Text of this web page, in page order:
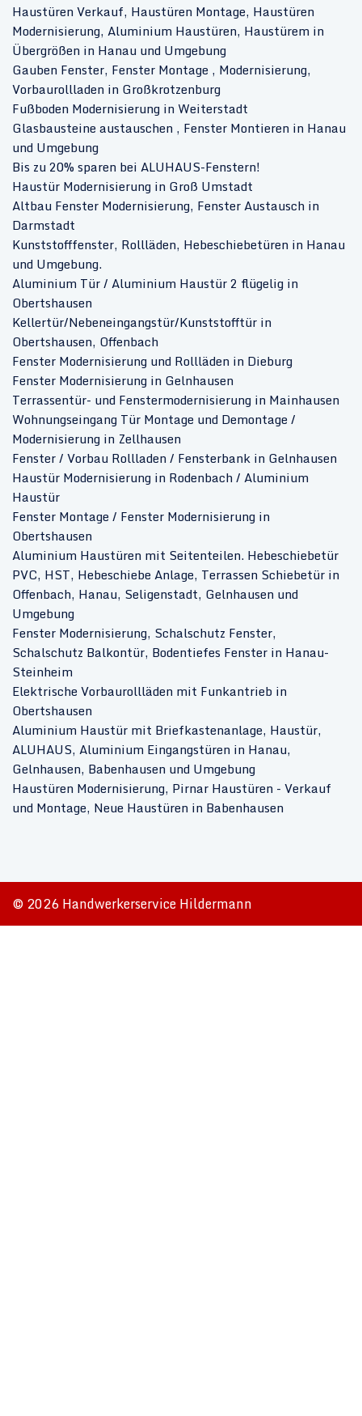
Haustüren Verkauf, Haustüren Montage, Haustüren
Modernisierung, Aluminium Haustüren, Haustürem in
Übergrößen in Hanau und Umgebung
Gauben Fenster, Fenster Montage , Modernisierung,
Vorbaurollladen in Großkrotzenburg
Fußboden Modernisierung in Weiterstadt
Glasbausteine austauschen , Fenster Montieren in Hanau
und Umgebung
Bis zu 20% sparen bei ALUHAUS-Fenstern!
Haustür Modernisierung in Groß Umstadt
Altbau Fenster Modernisierung, Fenster Austausch in
Darmstadt
Kunststofffenster, Rollläden, Hebeschiebetüren in Hanau
und Umgebung.
Aluminium Tür / Aluminium Haustür 2 flügelig in
Obertshausen
Kellertür/Nebeneingangstür/Kunststofftür in
Obertshausen, Offenbach
Fenster Modernisierung und Rollläden in Dieburg
Fenster Modernisierung in Gelnhausen
Terrassentür- und Fenstermodernisierung in Mainhausen
Wohnungseingang Tür Montage und Demontage /
Modernisierung in Zellhausen
Fenster / Vorbau Rollladen / Fensterbank in Gelnhausen
Haustür Modernisierung in Rodenbach / Aluminium
Haustür
Fenster Montage / Fenster Modernisierung in
Obertshausen
Aluminium Haustüren mit Seitenteilen. Hebeschiebetür
PVC, HST, Hebeschiebe Anlage, Terrassen Schiebetür in
Offenbach, Hanau, Seligenstadt, Gelnhausen und
Umgebung
Fenster Modernisierung, Schalschutz Fenster,
Schalschutz Balkontür, Bodentiefes Fenster in Hanau-
Steinheim
Elektrische Vorbaurollläden mit Funkantrieb in
Obertshausen
Aluminium Haustür mit Briefkastenanlage, Haustür,
ALUHAUS, Aluminium Eingangstüren in Hanau,
Gelnhausen, Babenhausen und Umgebung
Haustüren Modernisierung, Pirnar Haustüren - Verkauf
und Montage, Neue Haustüren in Babenhausen
© 2026 Handwerkerservice Hildermann